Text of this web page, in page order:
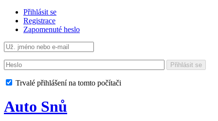
Přihlásit se
Registrace
Zapomenuté heslo
Přihlásit se
Trvalé přihlášení na tomto počítači
Auto Snů